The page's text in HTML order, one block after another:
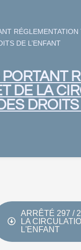
DE L’ENFANT
DE LA
ARRÊTÉ 297 /
LA
L'ENFANT